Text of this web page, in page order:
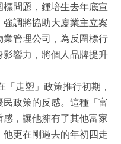
問題，鍾培生去年底宣
調將協助大廈業主立案
管理公司，為反圍標行
響力，將個人品牌提升
「走塑」政策推行初期，
政策的反感。這種「富
感，讓他擁有了其他富家
更在剛過去的年初四走